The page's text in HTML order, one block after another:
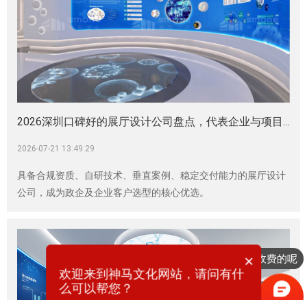
2026深圳口碑好的展厅设计公司盘点，代表企业与项目案例汇总|企业展厅|生物医药展厅|医疗器械展厅|CGT展厅设计|展厅展馆建设
2026-07-21 13:49:29
具备合规资质、自研技术、垂直案例、稳定交付能力的展厅设计
公司，成为政企及企业客户选型的核心优选。
你们是怎么收费的呢
×
欢迎来到神马文化网站，请问有什
么可以帮您？